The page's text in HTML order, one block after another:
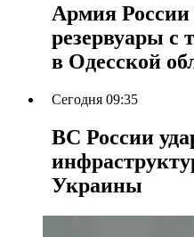
Армия России
резервуары с
в Одесской
Сегодня 09:35
ВС России
Украины